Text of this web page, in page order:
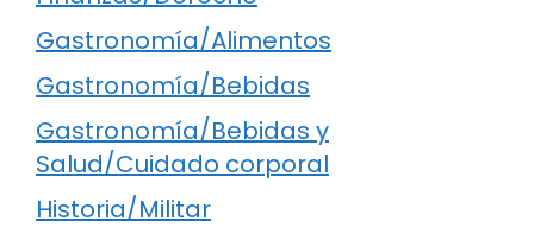
Gastronomía/Alimentos
Gastronomía/Bebidas
Gastronomía/Bebidas y
Salud/Cuidado corporal
Historia/Militar